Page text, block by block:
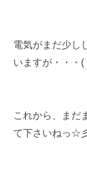
電気がまだ少し
いますが・・・(
これから、まだ
て下さいねっ☆